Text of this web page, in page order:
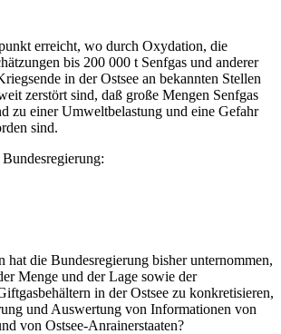
erreicht, wo durch Oxydation, die
bis 200 000 t Senfgas und anderer
in der Ostsee an bekannten Stellen
zerstört sind, daß große Mengen Senfgas
zu einer Umweltbelastung und eine Gefahr
sind.
hat die Bundesregierung bisher unternommen,
Menge und der Lage sowie der
in der Ostsee zu konkretisieren,
und Auswertung von Informationen von
von Ostsee-Anrainerstaaten?